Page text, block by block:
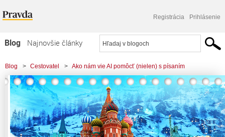
Registrácia Prihlásenie
Blog
Najnovšie články
Najčítanejšie články
Najkomentovanejšie články
Zoznam blogov
Komerčné blogy
Blog > Cestovatel > Ako nám vie AI pomôcť (nielen) s písaním